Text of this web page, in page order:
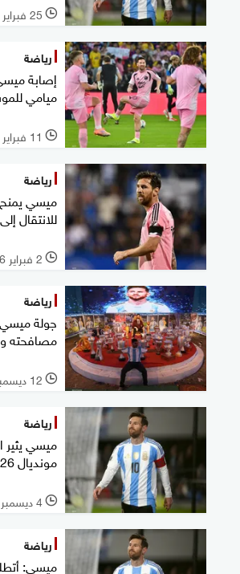
l 25 فبراير 2026
رياضة
إصابة
ميامي
l 11 فبراير 2026
رياضة
ميسي
للانتقال
l 2 فبراير 2026
رياضة
جولة ميسي
مصافحته
l 12 ديسمبر 2025
رياضة
ميسي
مونديال 2026
l 4 ديسمبر 2025
رياضة
ميسي: